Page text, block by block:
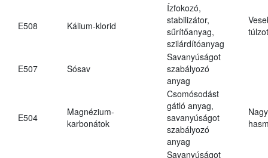
E508 Kálium-klorid
Ízfokozó,
stabilizátor,
sűrítőanyag,
szilárdítóanyag
E507 Sósav
Savanyúságot
szabályozó
anyag
E504
Magnézium-
karbonátok
Csomósodást
gátló anyag,
savanyúságot
szabályozó
anyag
Savanyúságot